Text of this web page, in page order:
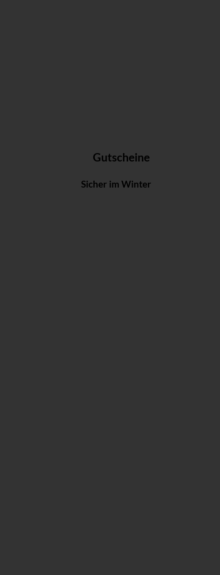
Gutscheine
Sicher im Winter